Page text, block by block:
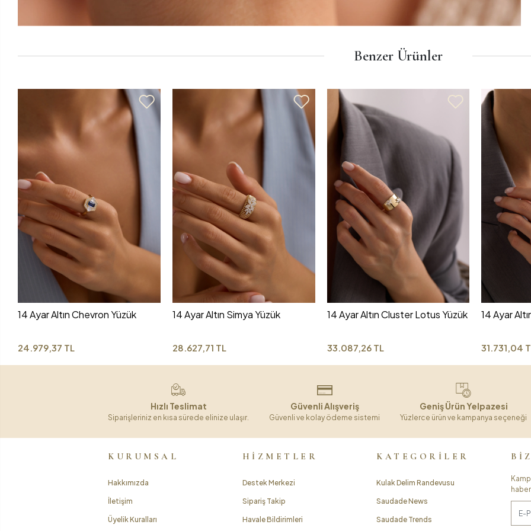
Benzer Ürünler
14 Ayar Altın Chevron Yüzük
24.979,37 TL
14 Ayar Altın Simya Yüzük
28.627,71 TL
14 Ayar Altın Cluster Lotus Yüzük
33.087,26 TL
14 Ayar
31.731,04
Hızlı Teslimat
Siparişleriniz en kısa sürede elinize ulaşır.
Güvenli Alışveriş
Güvenli ve kolay ödeme sistemi
Geniş Ürün Yelpazesi
Yüzlerce ürün ve kampanya seçeneği
KURUMSAL
Hakkımızda
İletişim
Üyelik Kuralları
HİZMETLER
Destek Merkezi
Sipariş Takip
Havale Bildirimleri
KATEGORİLER
Kulak Delim Randevusu
Saudade News
Saudade Trends